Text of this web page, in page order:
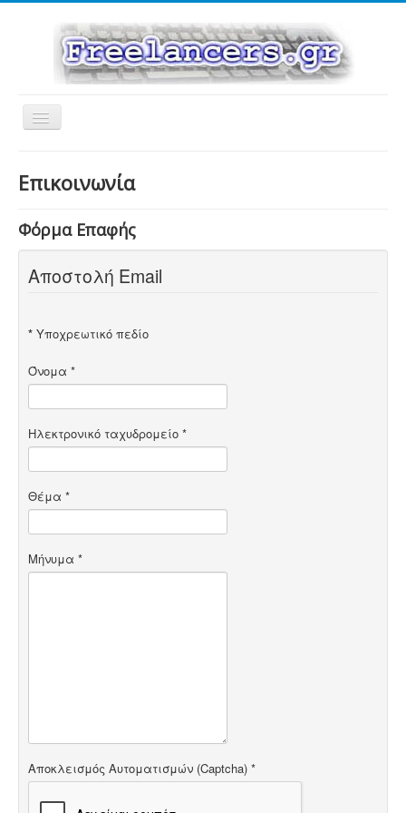
Εναλλαγή
πλοήγησης
Επικοινωνία
Φόρμα Επαφής
Αποστολή Email
* Υποχρεωτικό πεδίο
Όνομα *
Ηλεκτρονικό ταχυδρομείο *
Θέμα *
Μήνυμα *
Αποκλεισμός Αυτοματισμών (Captcha) *